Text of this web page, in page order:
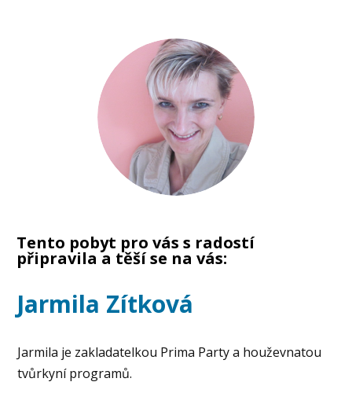
Tento pobyt pro vás s radostí
připravila a těší se na vás:
Jarmila Zítková
Jarmila je zakladatelkou Prima Party a houževnatou
tvůrkyní programů.